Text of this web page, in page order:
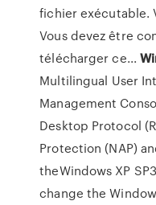
fichier exécutable.
Vous devez être
télécharger ce...
Multilingual User
Management
Desktop Protocol
Protection (NAP)
theWindows XP
change the